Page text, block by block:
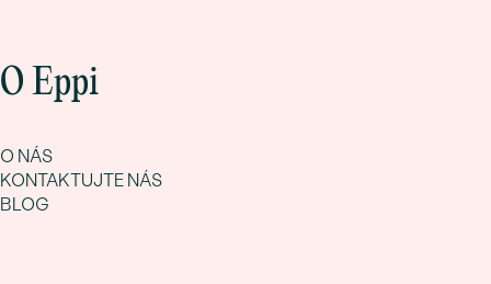
O Eppi
O NÁS
KONTAKTUJTE NÁS
BLOG